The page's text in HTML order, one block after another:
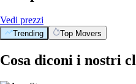
Vedi prezzi
Trending Top Movers
Cosa diconi i nostri